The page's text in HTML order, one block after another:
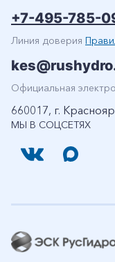
МЫ В СОЦСЕТЯХ
+7-495-785-
Линия доверия
Официальная
660017, г.